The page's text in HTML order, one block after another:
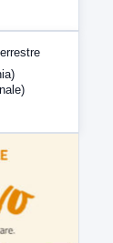
(Diretta)
(replica)